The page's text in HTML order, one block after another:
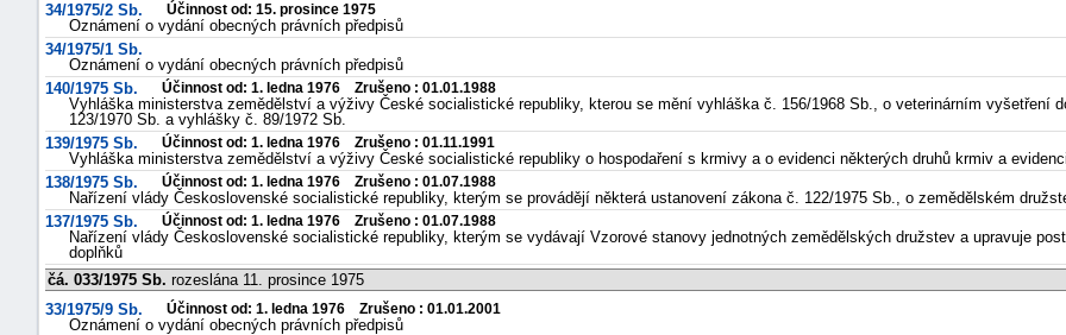
34/1975/2 Sb.
Účinnost od: 15. prosince 1975
Oznámení o vydání obecných právních předpisů
34/1975/1 Sb.
Oznámení o vydání obecných právních předpisů
140/1975 Sb.
Účinnost od: 1. ledna 1976 Zrušeno : 01.01.1988
Vyhláška ministerstva zemědělství a výživy České socialistické republiky, kterou se mění vyhláška č. 156/1968 Sb., o veterinárním vyšetření
123/1970 Sb. a vyhlášky č. 89/1972 Sb.
139/1975 Sb.
Účinnost od: 1. ledna 1976 Zrušeno : 01.11.1991
Vyhláška ministerstva zemědělství a výživy České socialistické republiky o hospodaření s krmivy a o evidenci některých druhů krmiv a
138/1975 Sb.
Účinnost od: 1. ledna 1976 Zrušeno : 01.07.1988
Nařízení vlády Československé socialistické republiky, kterým se provádějí některá ustanovení zákona č. 122/1975 Sb., o zemědělském
137/1975 Sb.
Účinnost od: 1. ledna 1976 Zrušeno : 01.07.1988
Nařízení vlády Československé socialistické republiky, kterým se vydávají Vzorové stanovy jednotných zemědělských družstev a upravuje
doplňků
čá. 033/1975 Sb. rozeslána 11. prosince 1975
33/1975/9 Sb.
Účinnost od: 1. ledna 1976 Zrušeno : 01.01.2001
Oznámení o vydání obecných právních předpisů